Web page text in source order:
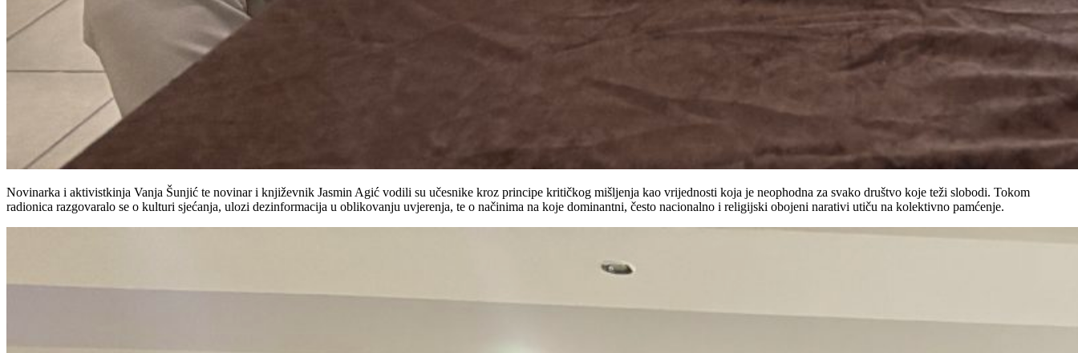
Novinarka i aktivistkinja Vanja Šunjić te novinar i književnik Jasmin Agić vodili su učesnike kroz principe kritičkog mišljenja kao vrijednosti koja je neophodna za svako društvo koje teži slobodi. Tokom
radionica razgovaralo se o kulturi sjećanja, ulozi dezinformacija u oblikovanju uvjerenja, te o načinima na koje dominantni, često nacionalno i religijski obojeni narativi utiču na kolektivno pamćenje.